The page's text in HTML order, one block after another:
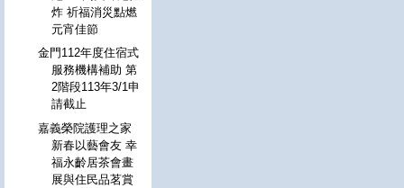
炸 祈福消災點燃
元宵佳節
金門112年度住宿式
服務機構補助 第
2階段113年3/1申
請截止
嘉義榮院護理之家
新春以藝會友 幸
福永齡居茶會畫
展與住民品茗賞